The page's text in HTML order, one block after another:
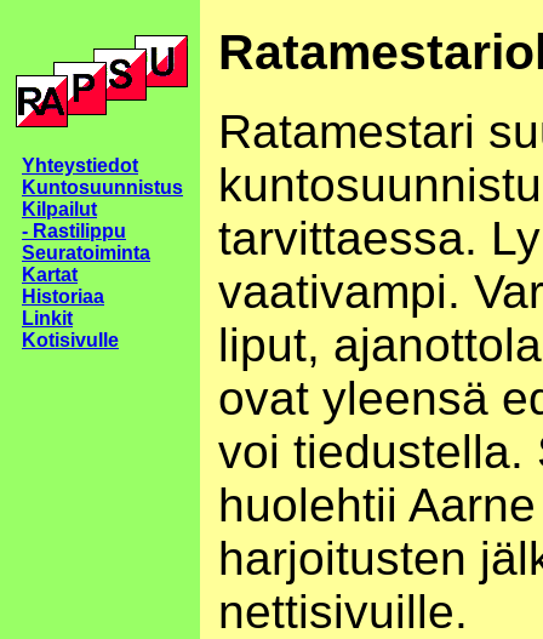
Yhteystiedot
Kuntosuunnistus
Kilpailut
- Rastilippu
Seuratoiminta
Kartat
Historiaa
Linkit
Kotisivulle
Ratamestari
tarvittaessa.
vaativampi.
liput,
ovat yleensä
voi tiedustella.
huolehtii
harjoitusten
nettisivuille.